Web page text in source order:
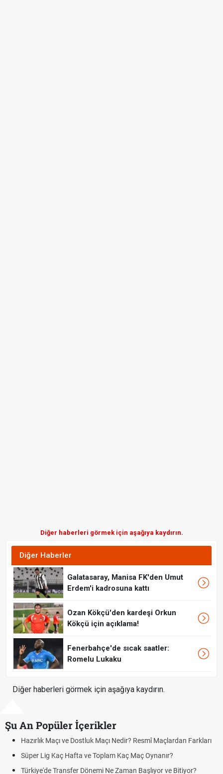
Diğer haberleri görmek için aşağıya kaydırın.
Diğer Haberler
Galatasaray, Manisa FK'den Umut
Erdem'i kadrosuna kattı
Ozan Kökçü'den kardeşi Orkun
Kökçü için açıklama!
Fenerbahçe'de sıcak saatler:
Romelu Lukaku
Diğer haberleri görmek için aşağıya kaydırın.
Şu An Popüler İçerikler
ve Dostluk Maçı Nedir? Resmî Maçlardan Farkları
Kaç Hafta ve Toplam Kaç Maç Oynanır?
Transfer Dönemi Ne Zaman Başlıyor ve Bitiyor?
Puan
Futbol